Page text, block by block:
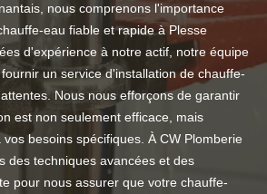
nous comprenons l'importance
eau fiable et rapide à Plesse
d'expérience à notre actif, notre équipe
un service d'installation de chauffe-
Nous nous efforçons de garantir
est non seulement efficace, mais
besoins spécifiques. À CW Plomberie
des techniques avancées et des
pour nous assurer que votre chauffe-